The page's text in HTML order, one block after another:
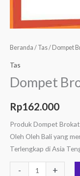
Beranda / Tas/ Dompet
Tas
Dompet
Rp162.000
Produk Dompet
Oleh Oleh Bali yang
Terlengkap di Asia
- +